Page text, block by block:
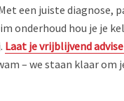
een juiste diagnose,
onderhoud hou je je
Laat je vrijblijvend
– we staan klaar om